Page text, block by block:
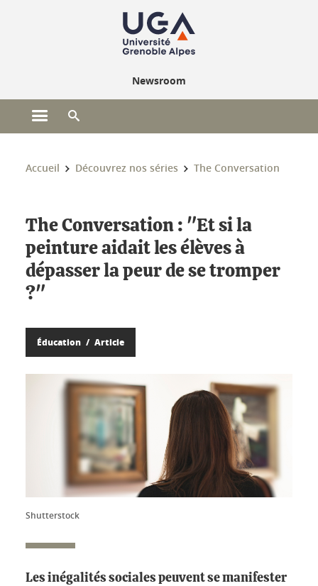
Newsroom
Ouvrir le menu principal
Vous êtes ici :
Accueil Découvrez nos séries The Conversation
The Conversation : "Et si la
peinture aidait les élèves à
dépasser la peur de se tromper
?"
Éducation Article
Shutterstock
Les inégalités sociales peuvent se manifester